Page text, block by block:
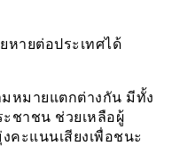
หายต่อประเทศได้
มหมายแตกต่างกัน มีทั้ง
ชาชน ช่วยเหลือผู้
คะแนนเสียงเพื่อชนะ